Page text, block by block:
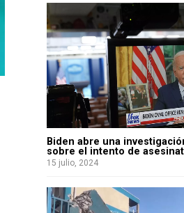
Biden abre una
sobre el intento de
15 julio, 2024